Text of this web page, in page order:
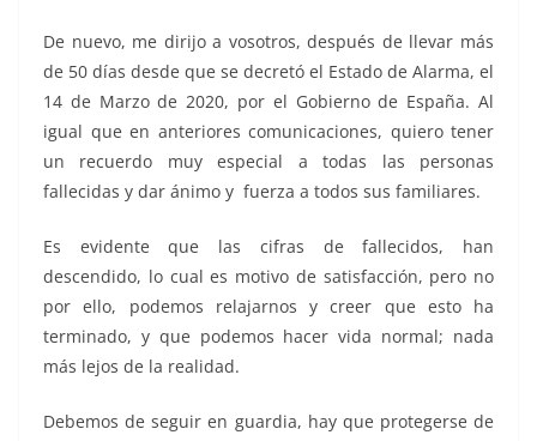
De nuevo, me dirijo a vosotros, después de llevar más
de 50 días desde que se decretó el Estado de Alarma, el
14 de Marzo de 2020, por el Gobierno de España. Al
igual que en anteriores comunicaciones, quiero tener
un recuerdo muy especial a todas las personas
fallecidas y dar ánimo y fuerza a todos sus familiares.
Es evidente que las cifras de fallecidos, han
descendido, lo cual es motivo de satisfacción, pero no
por ello, podemos relajarnos y creer que esto ha
terminado, y que podemos hacer vida normal; nada
más lejos de la realidad.
Debemos de seguir en guardia, hay que protegerse de